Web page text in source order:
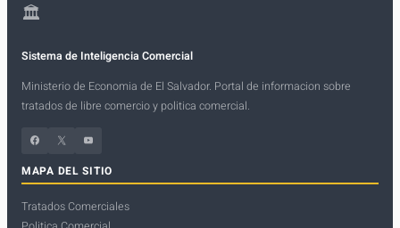
🏛
Sistema de Inteligencia Comercial
Ministerio de Economia de El Salvador. Portal de informacion sobre
tratados de libre comercio y politica comercial.
Facebook X
YouTube
MAPA DEL SITIO
Tratados Comerciales